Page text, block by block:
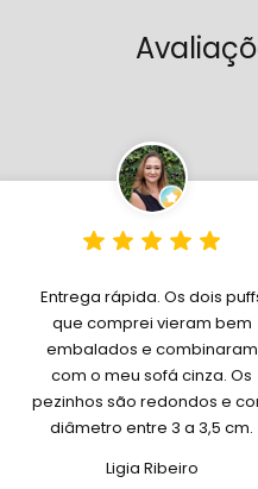
Entrega rápida. Os dois
que comprei vieram bem
embalados e combinaram
com o meu sofá cinza. Os
pezinhos são redondos e
diâmetro entre 3 a 3,5 cm.
Ligia Ribeiro